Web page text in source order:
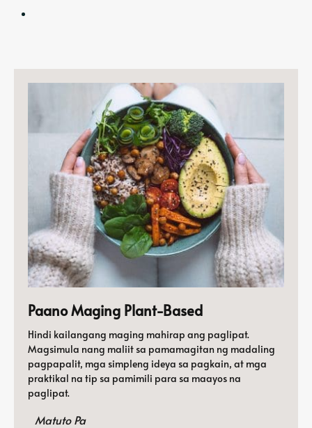
Paano Maging Plant-Based
Hindi kailangang maging mahirap ang paglipat.
Magsimula nang maliit sa pamamagitan ng madaling
pagpapalit, mga simpleng ideya sa pagkain, at mga
praktikal na tip sa pamimili para sa maayos na
paglipat.
Matuto Pa